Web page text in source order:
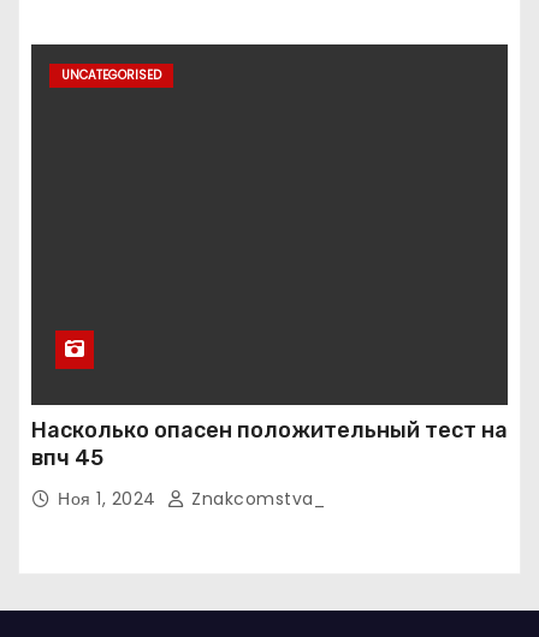
UNCATEGORISED
Насколько опасен положительный тест на
впч 45
Ноя 1, 2024 Znakcomstva_